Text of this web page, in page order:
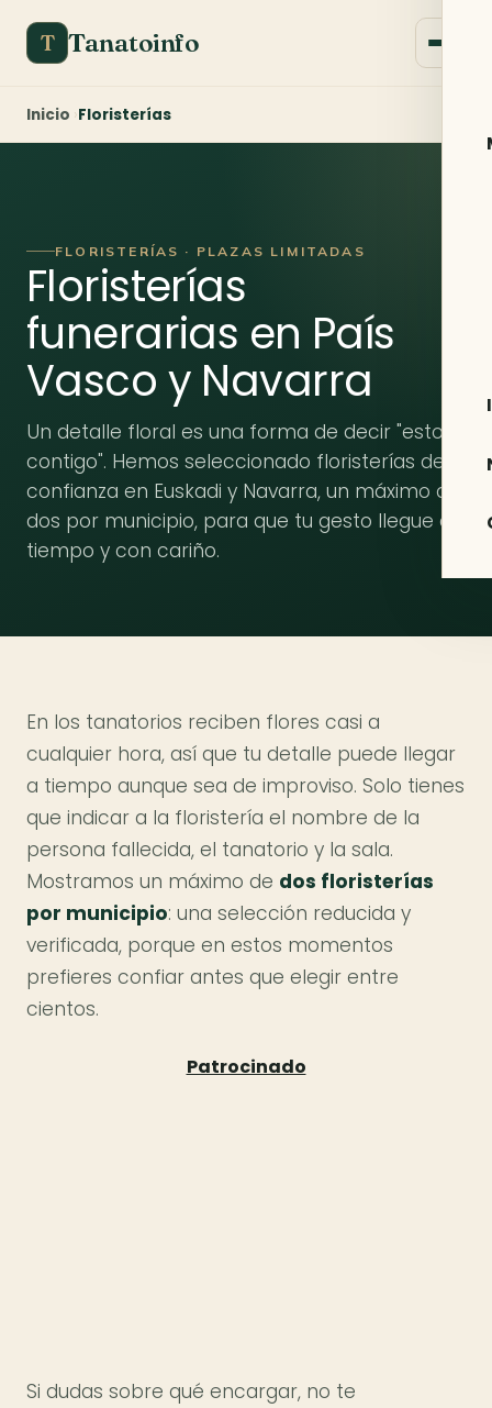
T Tanatoinfo
Inicio Floristerías
FLORISTERÍAS · PLAZAS LIMITADAS
Floristerías
funerarias en País
Vasco y Navarra
Un detalle floral es una forma de decir "estoy
contigo". Hemos seleccionado floristerías de
confianza en Euskadi y Navarra, un máximo de
dos por municipio, para que tu gesto llegue a
tiempo y con cariño.
En los tanatorios reciben flores casi a
cualquier hora, así que tu detalle puede llegar
a tiempo aunque sea de improviso. Solo tienes
que indicar a la floristería el nombre de la
persona fallecida, el tanatorio y la sala.
Mostramos un máximo de dos floristerías
por municipio: una selección reducida y
verificada, porque en estos momentos
prefieres confiar antes que elegir entre
cientos.
Si dudas sobre qué encargar, no te